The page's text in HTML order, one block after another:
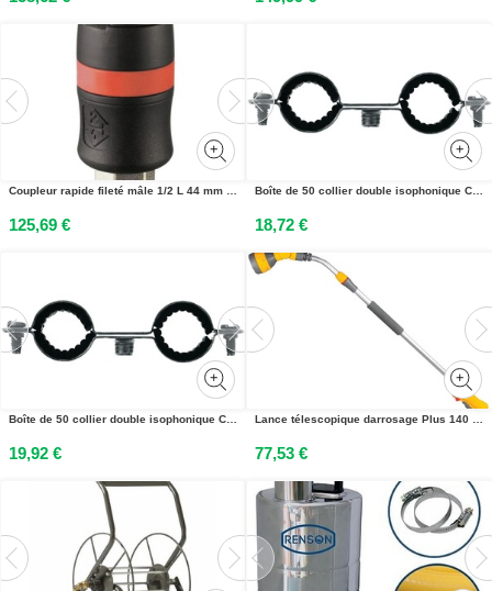
Coupleur rapide fileté mâle 1/2 L 44 mm KS TOOLS 515.3452
125,69 €
Boîte de 50 collier double isophonique CDI 16 FISCHER 18967
18,72 €
Boîte de 50 collier double isophonique CDI 18 FISCHER 18968
19,92 €
Lance télescopique darrosage Plus 140 HOZELOCK 26 990 000
77,53 €